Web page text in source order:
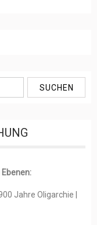
900 Jahre Oligarchie |